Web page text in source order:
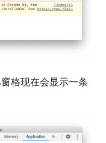
窗格现在会显示一条